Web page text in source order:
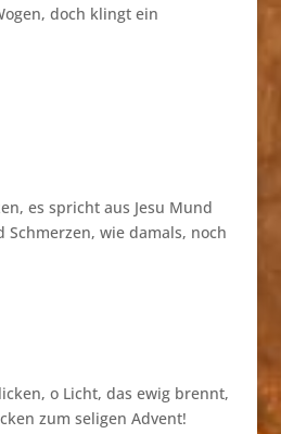
doch klingt ein
es spricht aus Jesu Mund
wie damals, noch
o Licht, das ewig brennt,
zum seligen Advent!